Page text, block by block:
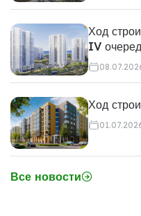
Ход
IV
Ход
Все новости